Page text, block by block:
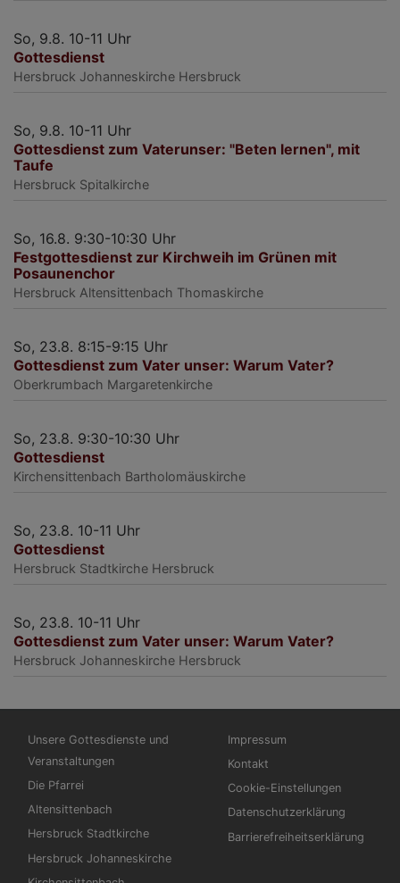
So, 9.8. 10-11 Uhr
Gottesdienst
Hersbruck Johanneskirche Hersbruck
So, 9.8. 10-11 Uhr
Gottesdienst zum Vaterunser: "Beten lernen", mit
Taufe
Hersbruck Spitalkirche
So, 16.8. 9:30-10:30 Uhr
Festgottesdienst zur Kirchweih im Grünen mit
Posaunenchor
Hersbruck Altensittenbach Thomaskirche
So, 23.8. 8:15-9:15 Uhr
Gottesdienst zum Vater unser: Warum Vater?
Oberkrumbach Margaretenkirche
So, 23.8. 9:30-10:30 Uhr
Gottesdienst
Kirchensittenbach Bartholomäuskirche
So, 23.8. 10-11 Uhr
Gottesdienst
Hersbruck Stadtkirche Hersbruck
So, 23.8. 10-11 Uhr
Gottesdienst zum Vater unser: Warum Vater?
Hersbruck Johanneskirche Hersbruck
Hauptnavigation
Unsere Gottesdienste und
Veranstaltungen
Die Pfarrei
Altensittenbach
Hersbruck Stadtkirche
Hersbruck Johanneskirche
Fußbereichsmenü
Impressum
Kontakt
Cookie-Einstellungen
Datenschutzerklärung
Barrierefreiheitserklärung